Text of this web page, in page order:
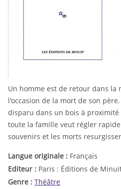
Un homme est de retour dans la
l'occasion de la mort de son
disparu dans un bois à
toute la famille veut régler
souvenirs et les morts
Langue originale : Français
Editeur : Paris : Éditions de
Genre : Théâtre